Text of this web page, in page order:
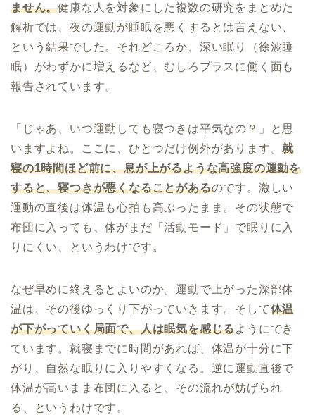
ません。健康な人を対象にした複数の研究をまとめた
解析では、夜の運動が睡眠を悪くするとは言えない、
という結果でした。それどころか、深い眠り（徐波睡
眠）がわずかに増えるなど、むしろプラスに働く面も
報告されています。
「じゃあ、いつ運動しても寝つきは平気なの？」と思
いますよね。ここに、ひとつだけ例外があります。就
寝の1時間ほど前に、息が上がるような高強度の運動を
すると、寝つきが悪くなることがあるのです。激しい
運動の直後は体温も心拍も高ぶったまま。その状態で
布団に入っても、体がまだ「活動モード」で眠りに入
りにくい、というわけです。
なぜ早めに終えるとよいのか。運動で上がった深部体
温は、その後ゆっくり下がっていきます。そして体温
が下がっていく局面で、人は眠気を感じるようにでき
ています。就寝までに時間があれば、体温が十分に下
がり、自然な眠りに入りやすくなる。逆に運動直後で
体温が高いまま布団に入ると、その流れが妨げられ
る、というわけです。